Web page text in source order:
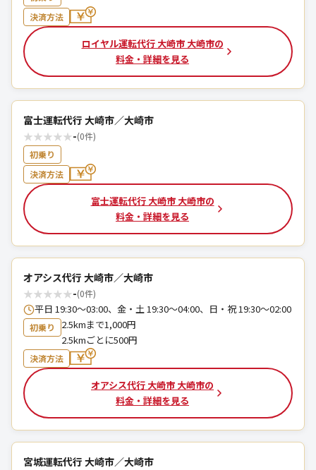
決済方法
ロイヤル運転代行 大崎市 大崎市の
料金・詳細を見る
富士運転代行 大崎市／大崎市
★★★★★-(0件)
初乗り
決済方法
富士運転代行 大崎市 大崎市の
料金・詳細を見る
オアシス代行 大崎市／大崎市
★★★★★-(0件)
平日 19:30～03:00、金・土 19:30～04:00、日・祝 19:30～02:00
初乗り
2.5kmまで1,000円
2.5kmごとに500円
決済方法
オアシス代行 大崎市 大崎市の
料金・詳細を見る
宮城運転代行 大崎市／大崎市